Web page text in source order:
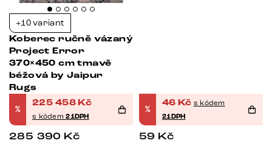
+10 variant
Koberec ručně vázaný
Project Error
370×450 cm tmavě
béžová by Jaipur
Rugs
%
225 458Kč
s kódem21DPH
285 390 Kč
%
46 Kč s kódem
21DPH
59 Kč